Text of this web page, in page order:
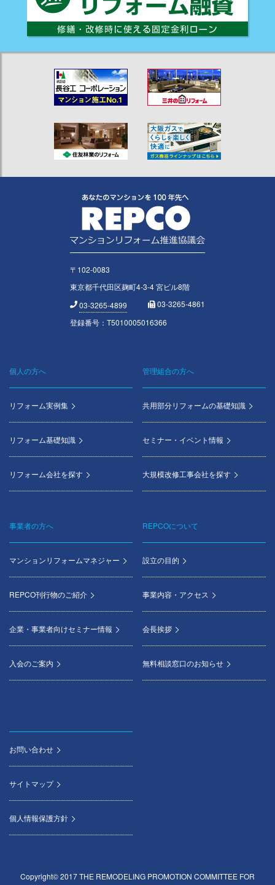
〒102-0083
東京都千代田区麹町4-3-4 宮ビル8階
03-3265-4899
03-3265-4861
登録番号：T5010005016366
Footer
menu
個人の方へ
リフォーム実例集
リフォーム基礎知識
リフォーム会社を探す
管理組合の方へ
共用部分リフォームの基礎知識
セミナー・イベント情報
大規模改修工事会社を探す
事業者の方へ
マンションリフォームマネジャー
REPCO刊行物のご紹介
企業・事業者向けセミナー情報
入会のご案内
REPCOについて
設立の目的
事業内容・アクセス
会長挨拶
無料相談窓口のお知らせ
お問い合わせ
サイトマップ
個人情報保護方針
Copyright© 2017 THE REMODELING PROMOTION COMMITTEE FOR